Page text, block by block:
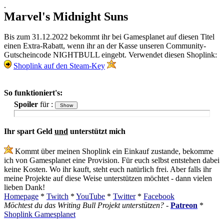
.
Marvel's Midnight Suns
Bis zum 31.12.2022 bekommt ihr bei Gamesplanet auf diesen Titel
einen Extra-Rabatt, wenn ihr an der Kasse unseren Community-
Gutscheincode NIGHTBULL eingebt. Verwendet diesen Shoplink:
Shoplink auf den Steam-Key
So funktioniert's:
Spoiler für :
Ihr spart Geld und unterstützt mich
Kommt über meinen Shoplink ein Einkauf zustande, bekomme
ich von Gamesplanet eine Provision. Für euch selbst entstehen dabei
keine Kosten. Wo ihr kauft, steht euch natürlich frei. Aber falls ihr
meine Projekte auf diese Weise unterstützen möchtet - dann vielen
lieben Dank!
Homepage * Twitch * YouTube * Twitter* Facebook
Möchtest du das Writing Bull Projekt unterstützen? - Patreon *
Shoplink Gamesplanet